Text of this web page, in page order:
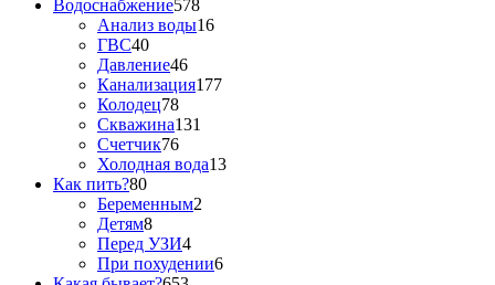
Водоснабжение578
Анализ воды16
ГВС40
Давление46
Канализация177
Колодец78
Скважина131
Счетчик76
Холодная вода13
Как пить?80
Беременным2
Детям8
Перед УЗИ4
При похудении6